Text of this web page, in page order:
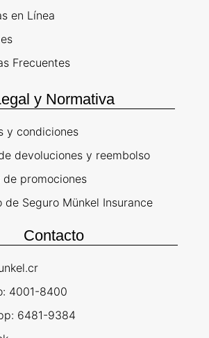
en Línea
Frecuentes
y Normativa
y condiciones
devoluciones y reembolso
de promociones
de Seguro Münkel Insurance
Contacto
4001-8400
6481-9384